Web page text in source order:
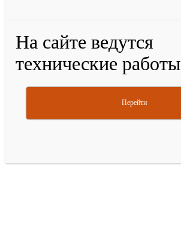
На сайте ведутся
технические работы
Перейти